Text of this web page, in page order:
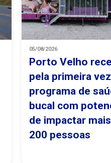
05/08/2026
Porto Velho
pela primeira vez
programa de
bucal com
de impactar
200 pessoas